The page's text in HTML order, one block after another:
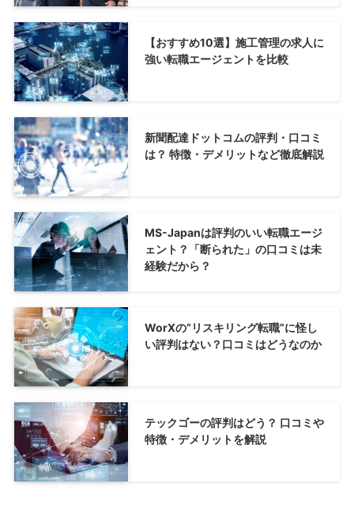
【おすすめ10選】施工管理の求人に
強い転職エージェントを比較
新聞配達ドットコムの評判・口コミ
は？ 特徴・デメリットなど徹底解説
MS-Japanは評判のいい転職エージ
ェント？「断られた」の口コミは未
経験だから？
WorXの”リスキリング転職”に怪し
い評判はない？口コミはどうなのか
テックゴーの評判はどう？ 口コミや
特徴・デメリットを解説